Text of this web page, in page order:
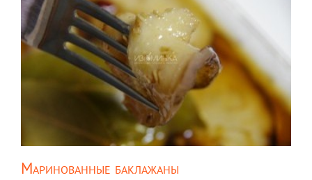
Маринованные баклажаны